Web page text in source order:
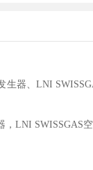
生器、LNI
，LNI SWISSGAS